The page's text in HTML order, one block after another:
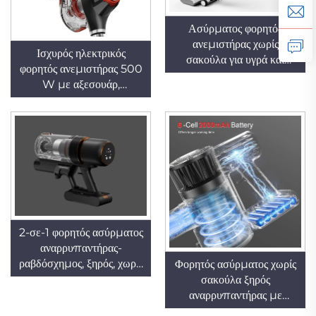
Ισχυρός ηλεκτρικός
φορητός ανεμιστήρας 500
W με αξεσουάρ,
ενσύρματος κινητήρας,
λειτουργία στεγνώματος
με σακούλα για ξενοδοχεία
και οικιακή χρήση
Ασύρματος φορητός
ανεμιστήρας χωρίς
σακούλα για υγρά και
στερεά, με πλυτό φίλτρο,
σκούπισμα δαπέδων και
καθαρισμό ακρών
2-σε-1 φορητός ασύρματος
αναρρυπαντήρας-
ραβδόσχημος, ξηρός, χωρίς
σακούλα, με φίλτρο HEPA
Φορητός ασύρματος χωρίς
σακούλα ξηρός
αναρρυπαντήρας με
μπαταρία για σάρωμα